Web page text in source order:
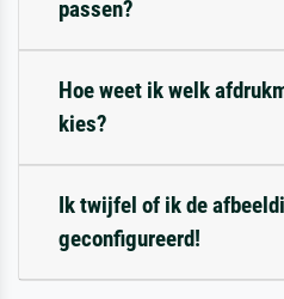
passen?
Hoe weet ik welk
kies?
Ik twijfel of ik de
geconfigureerd!